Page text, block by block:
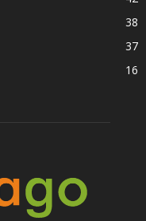
38
37
16